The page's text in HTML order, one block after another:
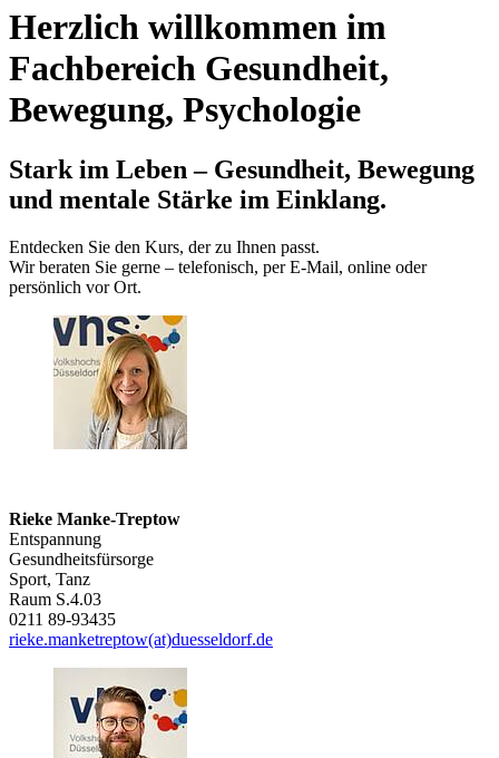
Herzlich willkommen im
Fachbereich Gesundheit,
Bewegung, Psychologie
Stark im Leben – Gesundheit, Bewegung
und mentale Stärke im Einklang.
Entdecken Sie den Kurs, der zu Ihnen passt.
Wir beraten Sie gerne – telefonisch, per E‑Mail, online oder
persönlich vor Ort.
Rieke Manke-Treptow
Entspannung
Gesundheitsfürsorge
Sport, Tanz
Raum S.4.03
0211 89-93435
rieke.manketreptow(at)duesseldorf.de